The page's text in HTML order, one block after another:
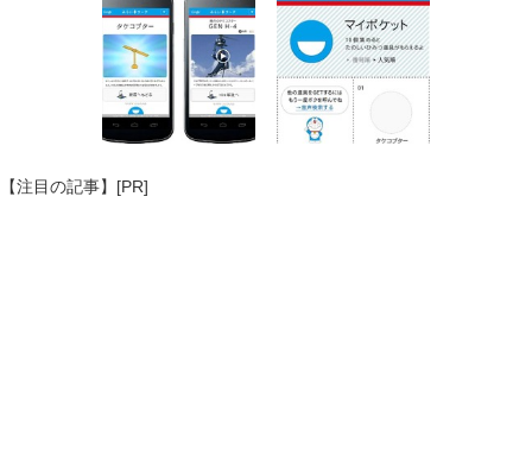
【注目の記事】[PR]